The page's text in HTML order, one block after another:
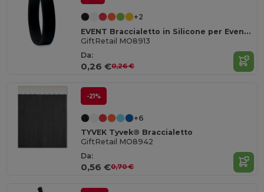
+2
EVENT Braccialetto in Silicone per Eventi e Feste
GiftRetail MO8913
Da:
0,26 €0,26 €
-21%
+6
TYVEK Tyvek® Braccialetto
GiftRetail MO8942
Da:
0,56 €0,70 €